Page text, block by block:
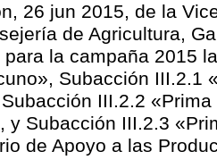
26 jun 2015, de la
de Agricultura,
la campaña 2015
Subacción III.2.1
III.2.2
y Subacción III.2.3
de Apoyo a las